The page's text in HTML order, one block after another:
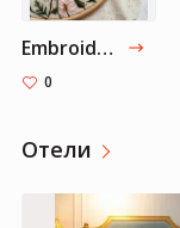
Embroidery
0
Отели